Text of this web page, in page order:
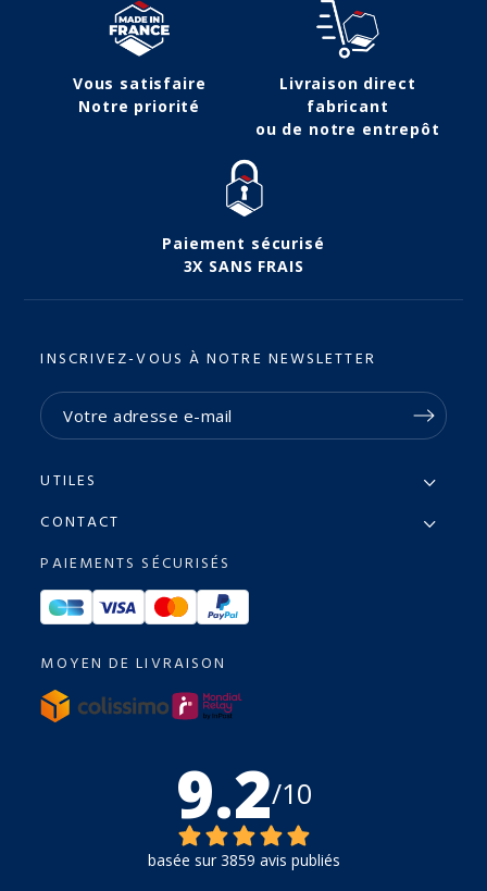
Vous satisfaire
Notre priorité
Livraison direct
fabricant
ou de notre entrepôt
Paiement sécurisé
3X SANS FRAIS
INSCRIVEZ-VOUS À NOTRE NEWSLETTER
UTILES
CONTACT
PAIEMENTS SÉCURISÉS
MOYEN DE LIVRAISON
9.2/10
basée sur 3859 avis publiés